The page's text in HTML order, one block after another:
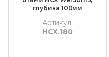
глубина 100мм
Артикул:
HCX.180